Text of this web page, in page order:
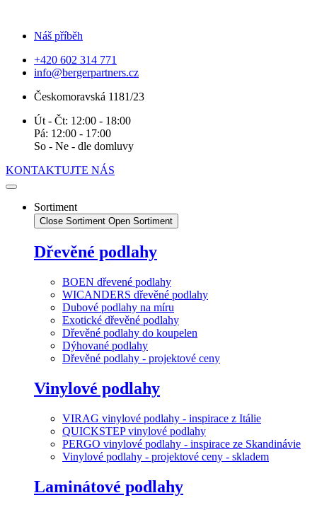
Náš příběh
+420 602 314 771
info@bergerpartners.cz
Českomoravská 1181/23
Út - Čt: 12:00 - 18:00
Pá: 12:00 - 17:00
So - Ne - dle domluvy
KONTAKTUJTE NÁS
Sortiment
Close Sortiment Open Sortiment
Dřevěné podlahy
BOEN dřevené podlahy
WICANDERS dřevěné podlahy
Dubové podlahy na míru
Exotické dřevěné podlahy
Dřevěné podlahy do koupelen
Dýhované podlahy
Dřevěné podlahy - projektové ceny
Vinylové podlahy
VIRAG vinylové podlahy - inspirace z Itálie
QUICKSTEP vinylové podlahy
PERGO vinylové podlahy - inspirace ze Skandinávie
Vinylové podlahy - projektové ceny - skladem
Laminátové podlahy